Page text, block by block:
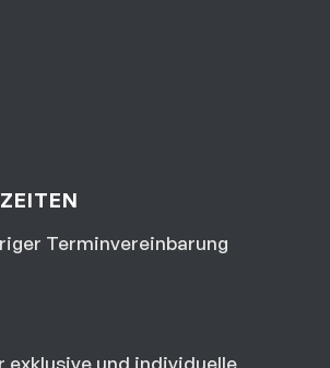
Terminvereinbarung
exklusive und individuelle